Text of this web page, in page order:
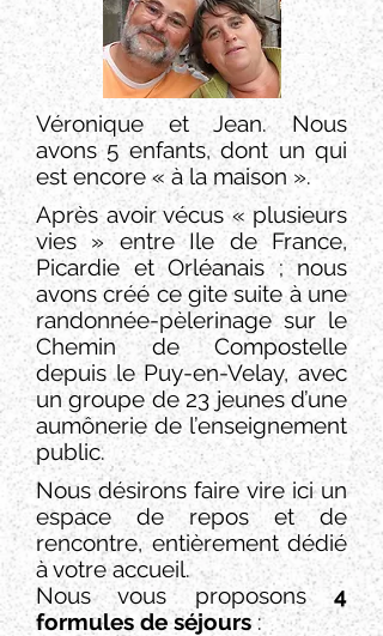
Véronique et Jean. Nous
avons 5 enfants, dont un qui
est encore « à la maison ».
Après avoir vécus « plusieurs
vies » entre Ile de France,
Picardie et Orléanais ; nous
avons créé ce gite suite à une
randonnée-pèlerinage sur le
Chemin de Compostelle
depuis le Puy-en-Velay, avec
un groupe de 23 jeunes d’une
aumônerie de l’enseignement
public.
Nous désirons faire vire ici un
espace de repos et de
rencontre, entièrement dédié
à votre accueil.
Nous vous proposons4
formules de séjours: